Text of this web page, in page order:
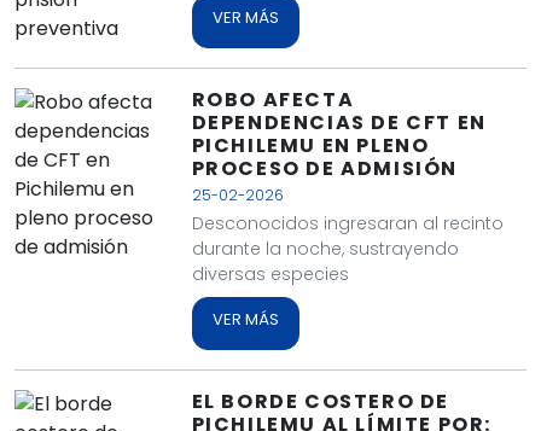
VER MÁS
ROBO AFECTA
DEPENDENCIAS DE CFT EN
PICHILEMU EN PLENO
PROCESO DE ADMISIÓN
25-02-2026
Desconocidos ingresaran al recinto
durante la noche, sustrayendo
diversas especies
VER MÁS
EL BORDE COSTERO DE
PICHILEMU AL LÍMITE POR: